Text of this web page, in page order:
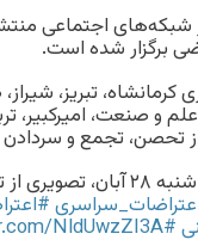
اجتماعی منتشر
برگزار شده است.
کرمانشاه، تبریز،
و صنعت، امیرکبیر،
تحصن، تجمع و
اعتراضات سراسری؛
#MahsaAmini
NldUwzZI3A